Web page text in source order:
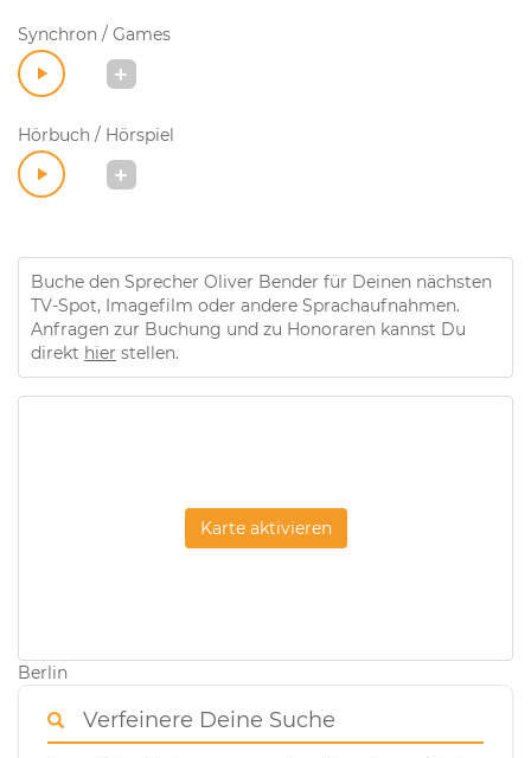
Synchron / Games
Hörbuch / Hörspiel
Buche den Sprecher Oliver Bender für Deinen nächsten
TV-Spot, Imagefilm oder andere Sprachaufnahmen.
Anfragen zur Buchung und zu Honoraren kannst Du
direkt hier stellen.
Karte aktivieren
Berlin
Verfeinere Deine Suche